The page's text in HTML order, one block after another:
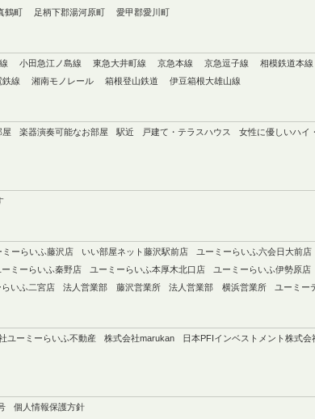
鶴町 足柄下郡湯河原町 愛甲郡愛川町
小田急江ノ島線 東急大井町線 京急本線 京急逗子線 相模鉄道本線
鉄線 湘南モノレール 箱根登山鉄道 伊豆箱根大雄山線
屋 楽器演奏可能なお部屋 駅近 戸建て・テラスハウス 女性に優しいハイ
ミーらいふ藤沢店 いい部屋ネット藤沢駅前店 ユーミーらいふ六会日大前店
ーミーらいふ秦野店 ユーミーらいふ本厚木北口店 ユーミーらいふ伊勢原店
らいふ二宮店 法人営業部 藤沢営業所 法人営業部 横浜営業所 ユーミー
ユーミーらいふ不動産 株式会社marukan 日本PFIインベストメント株式会
個人情報保護方針